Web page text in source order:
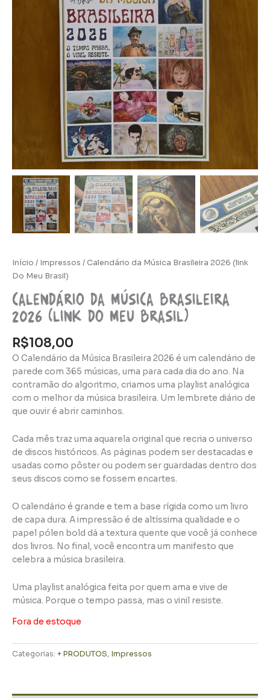
Início / Impressos / Calendário da Música Brasileira 2026 (link
Do Meu Brasil)
Calendário da Música Brasileira
2026 (link Do Meu Brasil)
R$108,00
O Calendário da Música Brasileira 2026 é um calendário de
parede com 365 músicas, uma para cada dia do ano. Na
contramão do algoritmo, criamos uma playlist analógica
com o melhor da música brasileira. Um lembrete diário de
que ouvir é abrir caminhos.
Cada mês traz uma aquarela original que recria o universo
de discos históricos. As páginas podem ser destacadas e
usadas como pôster ou podem ser guardadas dentro dos
seus discos como se fossem encartes.
O calendário é grande e tem a base rígida como um livro
de capa dura. A impressão é de altíssima qualidade e o
papel pólen bold dá a textura quente que você já conhece
dos livros. No final, você encontra um manifesto que
celebra a música brasileira.
Uma playlist analógica feita por quem ama e vive de
música. Porque o tempo passa, mas o vinil resiste.
Fora de estoque
Categorias: + PRODUTOS, Impressos